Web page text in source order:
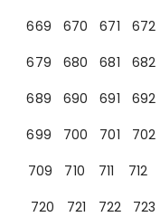
669
670 671 672
679
680 681 682
689
690 691 692
699
700 701 702
709
710 711 712
720
721 722 723